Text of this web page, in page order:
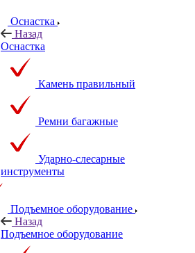
Оснастка
Назад
Оснастка
Камень правильный
Ремни багажные
Ударно-слесарные
инструменты
Подъемное оборудование
Назад
Подъемное оборудование